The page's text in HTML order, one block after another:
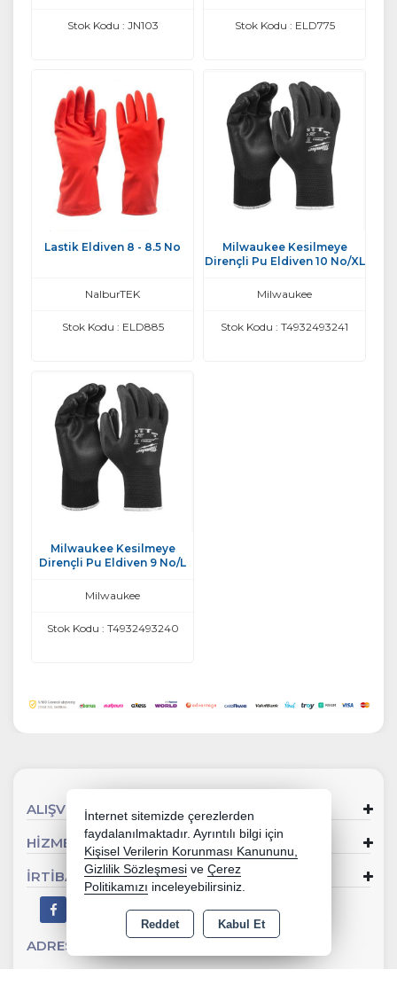
Stok Kodu : JN103 Stok Kodu : ELD775
Lastik Eldiven 8 - 8.5 No
NalburTEK
Stok Kodu : ELD885
Milwaukee Kesilmeye
Dirençli Pu Eldiven 10 No/XL
Milwaukee
Stok Kodu : T4932493241
Milwaukee Kesilmeye
Dirençli Pu Eldiven 9 No/L
Milwaukee
Stok Kodu : T4932493240
ALIŞVERİŞ
HİZMETLER
İRTİBAT
ADRES
İnternet sitemizde çerezlerden
faydalanılmaktadır. Ayrıntılı bilgi için
Kişisel Verilerin Korunması Kanununu,
Gizlilik Sözleşmesi ve Çerez
Politikamızı inceleyebilirsiniz.
Reddet Kabul Et